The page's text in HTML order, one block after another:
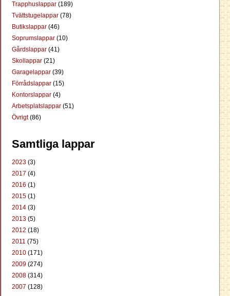
Trapphuslappar (189)
Tvättstugelappar (78)
Butikslappar (46)
Soprumslappar (10)
Gårdslappar (41)
Skollappar (21)
Garagelappar (39)
Förrådslappar (15)
Kontorslappar (4)
Arbetsplatslappar (51)
Övrigt(86)
Samtliga lappar
2023 (3)
2017 (4)
2016 (1)
2015 (1)
2014 (3)
2013 (5)
2012 (18)
2011 (75)
2010 (171)
2009 (274)
2008 (314)
2007 (128)